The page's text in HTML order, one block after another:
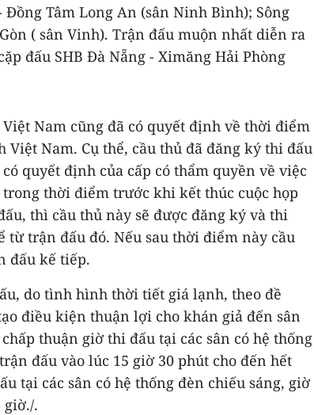
Tâm Long An (sân Ninh Bình); Sông
( sân Vinh). Trận đấu muộn nhất diễn ra
đấu SHB Đà Nẵng - Ximăng Hải Phòng
Nam cũng đã có quyết định về thời điểm
Việt Nam. Cụ thể, cầu thủ đã đăng ký thi đấu
quyết định của cấp có thẩm quyền về việc
thời điểm trước khi kết thúc cuộc họp
thì cầu thủ này sẽ được đăng ký và thi
từ trận đấu đó. Nếu sau thời điểm này cầu
đấu kế tiếp.
do tình hình thời tiết giá lạnh, theo đề
điều kiện thuận lợi cho khán giả đến sân
thuận giờ thi đấu tại các sân có hệ thống
đấu vào lúc 15 giờ 30 phút cho đến hết
tại các sân có hệ thống đèn chiếu sáng, giờ
giờ./.